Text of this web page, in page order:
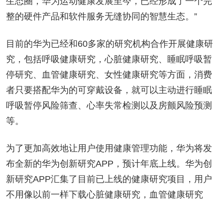
整的硬件产品和软件服务无缝协同的智慧生态。”
目前的华为已经和60多家的研究机构合作开展健康研
究，包括呼吸健康研究，心脏健康研究、睡眠呼吸暂
停研究、血管健康研究、女性健康研究等方面，消费
者只要搭配华为的可穿戴设备，就可以主动进行睡眠
呼吸暂停风险筛查、心率失常检测以及房颤风险预测
等。
为了更加高效地让用户使用健康管理功能，华为将发
布全新的华为创新研究APP，预计年底上线。华为创
新研究APP汇集了目前已上线的健康研究项目，用户
不用像以前一样下载心脏健康研究，血管健康研究